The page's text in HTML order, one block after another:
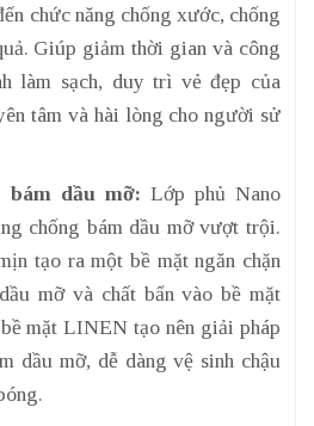
chức năng chống xước, chống
Giúp giảm thời gian và công
làm sạch, duy trì vẻ đẹp của
tâm và hài lòng cho người sử
bám dầu mỡ: Lớp phủ Nano
chống bám dầu mỡ vượt trội.
tạo ra một bề mặt ngăn chặn
mỡ và chất bẩn vào bề mặt
mặt LINEN tạo nên giải pháp
dầu mỡ, dễ dàng vệ sinh chậu